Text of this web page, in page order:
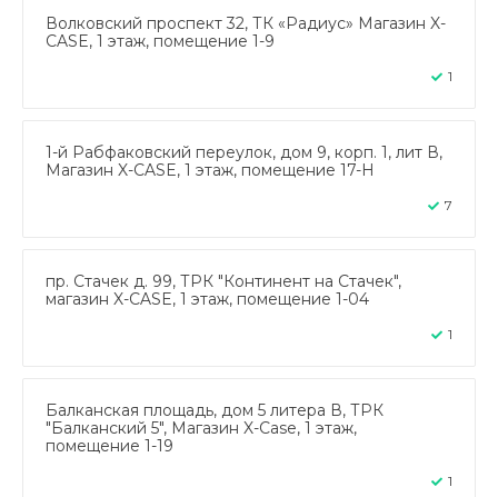
Волковский проспект 32, ТК «Радиус» Магазин X-
CASE, 1 этаж, помещение 1-9
1
1-й Рабфаковский переулок, дом 9, корп. 1, лит В,
Магазин X-CASE, 1 этаж, помещение 17-Н
7
пр. Стачек д. 99, ТРК "Континент на Стачек",
магазин X-CASE, 1 этаж, помещение 1-04
1
Балканская площадь, дом 5 литера В, ТРК
"Балканский 5", Магазин X-Case, 1 этаж,
помещение 1-19
1